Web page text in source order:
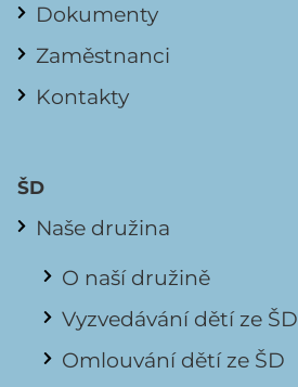
Dokumenty
Zaměstnanci
Kontakty
ŠD
Naše družina
O naší družině
Vyzvedávání dětí ze ŠD
Omlouvání dětí ze ŠD